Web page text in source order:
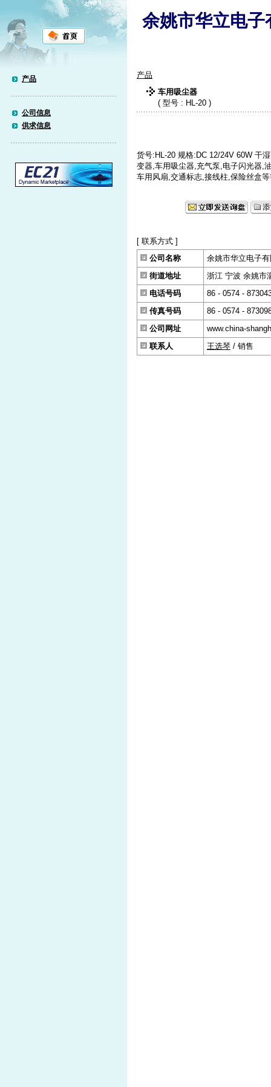
产品
公司信息
供求信息
余姚市华立电子
产品
车用吸尘器
( 型号 : HL-20 )
货号:HL-20 规格:DC 12/24V 60W 干
变器,车用吸尘器,充气泵,电子闪光器,
车用风扇,交通标志,接线柱,保险丝盒
[ 联系方式 ]
公司名称
余姚市华立电子
街道地址
浙江 宁波 余姚市
电话号码
86 - 0574 -
传真号码
86 - 0574 -
公司网址
www.china-
联系人
王选琴 / 销售